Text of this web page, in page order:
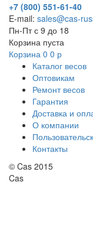
+7 (800) 551-61-40
E-mail: sales@cas-
Пн-Пт с 9 до 18
Корзина пуста
Корзина 0 0 р
Каталог весов
Оптовикам
Ремонт весов
Гарантия
Доставка и
О компании
Контакты
© Cas 2015
Cas